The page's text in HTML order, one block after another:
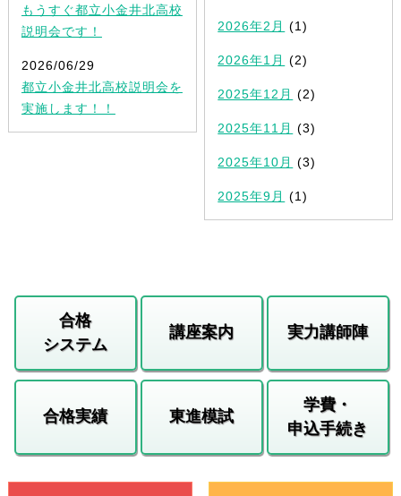
もうすぐ都立小金井北高校
説明会です！
2026/06/29
都立小金井北高校説明会を
実施します！！
2026年2月 (1)
2026年1月 (2)
2025年12月 (2)
2025年11月 (3)
2025年10月 (3)
2025年9月 (1)
合格
システム
講座案内 実力講師陣
合格実績 東進模試
学費・
申込手続き